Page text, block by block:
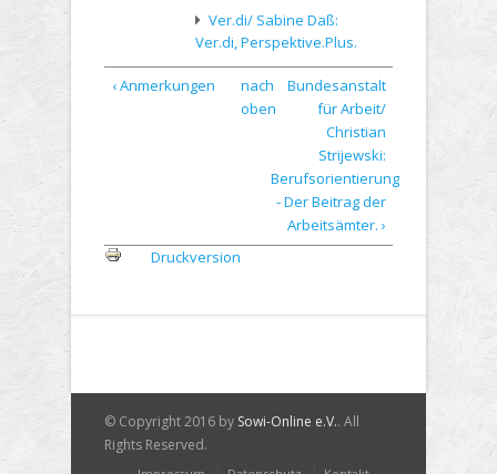
Ver.di/ Sabine Daß:
Ver.di, Perspektive.Plus.
‹ Anmerkungen
nach
oben
Bundesanstalt
für Arbeit/
Christian
Strijewski:
Berufsorientierung
- Der Beitrag der
Arbeitsämter. ›
Druckversion
© Copyright 2016 by Sowi-Online e.V.. All
Rights Reserved.